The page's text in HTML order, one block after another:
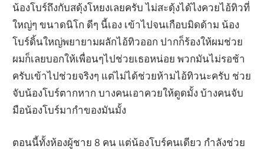
น้องโบร์ถึงกับสดุ้งโหยงเลยครับ ไม่สะดุ้งได้ไงควยไอ้ทิวที่
ใหญ่ๆ ขนาดนิโก ดีๆ นี้เอง เข้าไปจนเกือบมิดด้าม น้อง
โบร์ดิ้นใหญ่พยายามผลักไอ้ทิวออก ปากก็ร้องให้ผมช่วย
ผมก็เลยบอกให้เพื่อนๆไปช่วยเธอหน่อย พวกมันไม่รอช้า
ครับเข้าไปช่วยจริงๆ แต่ไม่ได้ช่วยห้ามไอ้ทิวนะครับ ช่วย
จับน้องโบร์ตากหาก บางคนเอาควยให้ดูดมั้ง บ้างคนจับ
มือน้องโบร์มากำของมันมั้ง
ตอนนี้ทั้งห้องผู้ชาย 8 คน แต่น้องโบร์คนเดียว กำลังช่วย